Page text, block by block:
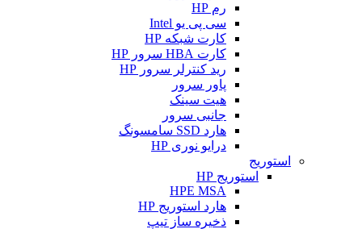
رم HP
سی پی یو Intel
کارت شبکه HP
کارت HBA سرور HP
رید کنترلر سرور HP
پاور سرور
هیت سینک
جانبی سرور
هارد SSD سامسونگ
درایو نوری HP
استوریج
استوریج HP
HPE MSA
هارد استوریج HP
ذخیره ساز تیپ